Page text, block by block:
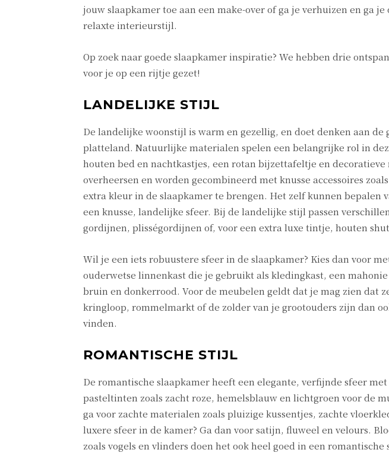
jouw slaapkamer toe aan een make-over of ga je verhuizen en ga je
relaxte interieurstijl.
Op zoek naar goede slaapkamer inspiratie? We hebben drie
voor je op een rijtje gezet!
LANDELIJKE STIJL
De landelijke woonstijl is warm en gezellig, en doet denken aan
platteland. Natuurlijke materialen spelen een belangrijke rol in
houten bed en nachtkastjes, een rotan bijzettafeltje en
overheersen en worden gecombineerd met knusse accessoires
extra kleur in de slaapkamer te brengen. Het zelf kunnen bepalen
een knusse, landelijke sfeer. Bij de landelijke stijl passen
gordijnen, plisségordijnen of, voor een extra luxe tintje, houten
Wil je een iets robuustere sfeer in de slaapkamer? Kies dan voor
ouderwetse linnenkast die je gebruikt als kledingkast, een
bruin en donkerrood. Voor de meubelen geldt dat je mag zien dat
kringloop, rommelmarkt of de zolder van je grootouders zijn dan
vinden.
ROMANTISCHE STIJL
De romantische slaapkamer heeft een elegante, verfijnde sfeer
pasteltinten zoals zacht roze, hemelsblauw en lichtgroen voor de
ga voor zachte materialen zoals pluizige kussentjes, zachte
luxere sfeer in de kamer? Ga dan voor satijn, fluweel en velours.
zoals vogels en vlinders doen het ook heel goed in een romantische